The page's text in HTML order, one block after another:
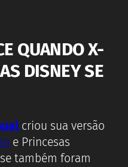
QUANDO X-
DISNEY SE
criou sua versão
e Princesas
também foram